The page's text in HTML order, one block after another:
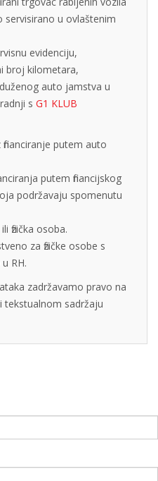
servisirano u ovlaštenim
evidenciju,
broj kilometara,
auto jamstva u
s G1 KLUB
putem auto
putem financijskog
podržavaju spomenutu
fizička osoba.
za fizičke osobe s
RH.
zadržavamo pravo na
tekstualnom sadržaju